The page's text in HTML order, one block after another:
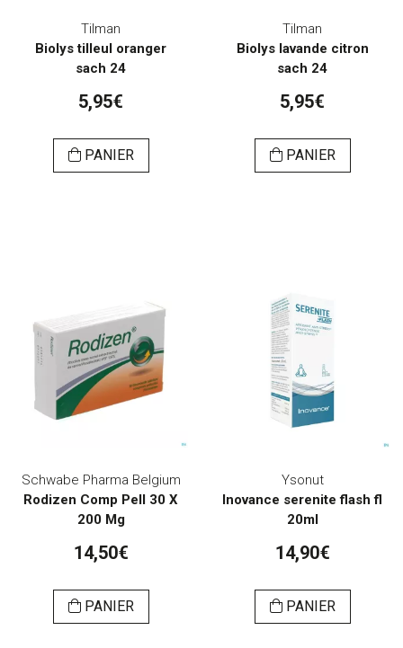
Tilman
Biolys tilleul oranger
sach 24
5,95€
PANIER
Tilman
Biolys lavande citron
sach 24
5,95€
PANIER
Schwabe Pharma Belgium
Rodizen Comp Pell 30 X
200 Mg
14,50€
PANIER
Ysonut
Inovance serenite flash fl
20ml
14,90€
PANIER